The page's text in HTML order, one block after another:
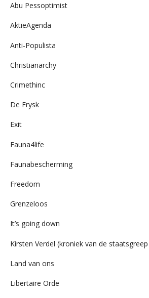
Abu Pessoptimist
AktieAgenda
Anti-Populista
Christianarchy
Crimethinc
De Frysk
Exit
Fauna4life
Faunabescherming
Freedom
Grenzeloos
It’s going down
Kirsten Verdel (kroniek van de staatsgreep
Land van ons
Libertaire Orde